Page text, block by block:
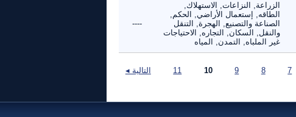
الزراعة, النزاعات, الاستهلاك,
الطاقه, إستعمال الأراضي, الحكم,
الصناعة والتصنيع, الهجرة, التنقل
والنقل, السكان, التجاره, الاحتياجات
غير الملباه, التمدن, المياه
----
7
8
9
10
11
التالية ◂